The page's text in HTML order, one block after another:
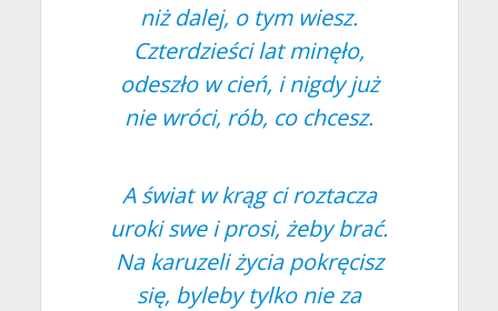
niż dalej, o tym wiesz.
Czterdzieści lat minęło,
odeszło w cień, i nigdy już
nie wróci, rób, co chcesz.
A świat w krąg ci roztacza
uroki swe i prosi, żeby brać.
Na karuzeli życia pokręcisz
się, byleby tylko nie za